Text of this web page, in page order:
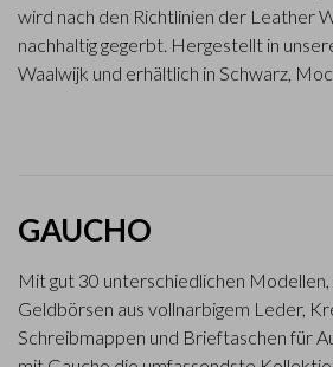
wird nach den Richtlinien der Leather
nachhaltig gegerbt. Hergestellt in
Waalwijk und erhältlich in Schwarz,
GAUCHO
Mit gut 30 unterschiedlichen
Geldbörsen aus vollnarbigem Leder,
Schreibmappen und Brieftaschen für